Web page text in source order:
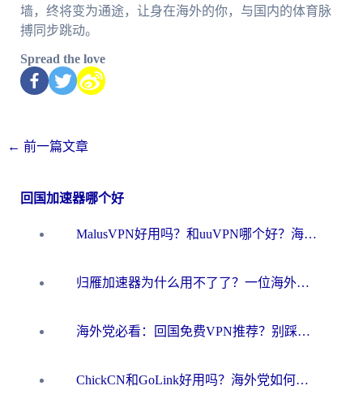
墙，终将变为通途，让身在海外的你，与国内的体育脉
搏同步跳动。
Spread the love
← 前一篇文章
回国加速器哪个好
MalusVPN好用吗？和uuVPN哪个好？海外党无缝访问国内资源的真实对比与选择指南
归雁加速器为什么用不了了？一位海外游子的真实困惑与技术解答
海外党必看：回国免费VPN推荐？别踩坑！教你选对加速器无缝刷国内资源
ChickCN和GoLink好用吗？海外党如何选对回国加速器